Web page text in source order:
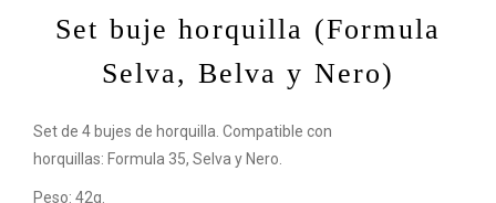
Set buje horquilla (Formula
Selva, Belva y Nero)
Set de 4 bujes de horquilla. Compatible con
horquillas: Formula 35, Selva y Nero.
Peso: 42g.